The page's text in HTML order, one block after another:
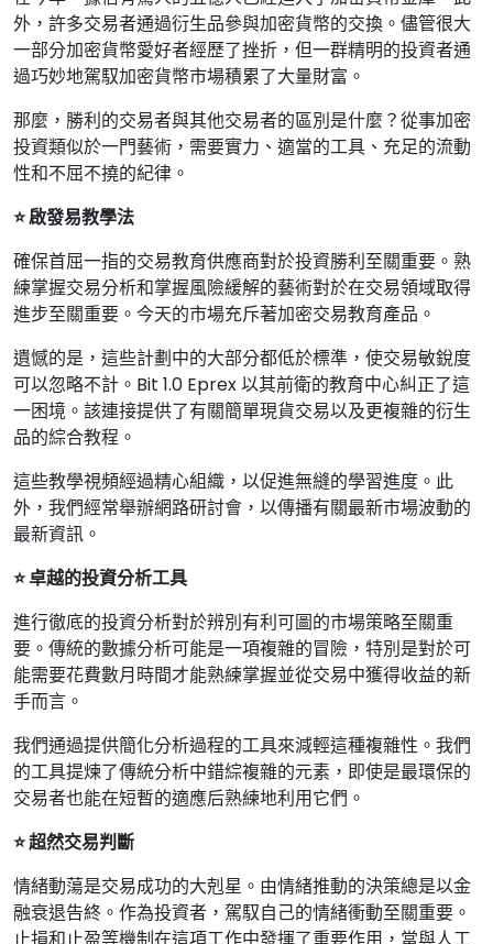
外，許多交易者通過衍生品參與加密貨幣的交換。儘管很大
一部分加密貨幣愛好者經歷了挫折，但一群精明的投資者通
過巧妙地駕馭加密貨幣市場積累了大量財富。
那麼，勝利的交易者與其他交易者的區別是什麼？從事加密
投資類似於一門藝術，需要實力、適當的工具、充足的流動
性和不屈不撓的紀律。
⭐ 啟發易教學法
確保首屈一指的交易教育供應商對於投資勝利至關重要。熟
練掌握交易分析和掌握風險緩解的藝術對於在交易領域取得
進步至關重要。今天的市場充斥著加密交易教育產品。
遺憾的是，這些計劃中的大部分都低於標準，使交易敏銳度
可以忽略不計。Bit 1.0 Eprex 以其前衛的教育中心糾正了這
一困境。該連接提供了有關簡單現貨交易以及更複雜的衍生
品的綜合教程。
這些教學視頻經過精心組織，以促進無縫的學習進度。此
外，我們經常舉辦網路研討會，以傳播有關最新市場波動的
最新資訊。
⭐ 卓越的投資分析工具
進行徹底的投資分析對於辨別有利可圖的市場策略至關重
要。傳統的數據分析可能是一項複雜的冒險，特別是對於可
能需要花費數月時間才能熟練掌握並從交易中獲得收益的新
手而言。
我們通過提供簡化分析過程的工具來減輕這種複雜性。我們
的工具提煉了傳統分析中錯綜複雜的元素，即使是最環保的
交易者也能在短暫的適應后熟練地利用它們。
⭐ 超然交易判斷
情緒動蕩是交易成功的大剋星。由情緒推動的決策總是以金
融衰退告終。作為投資者，駕馭自己的情緒衝動至關重要。